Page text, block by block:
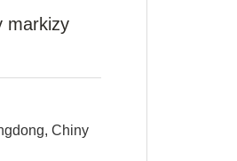
markizy
Chiny